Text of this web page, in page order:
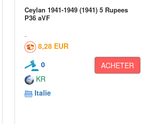
Ceylan 1941-1949 (1941) 5 Rupees
P36 aVF
8,28 EUR
0
ACHETER
KR
Italie